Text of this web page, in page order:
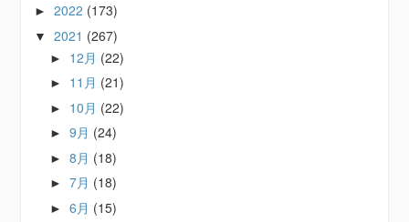
►2022 (173)
▼2021 (267)
► 12月 (22)
► 11月 (21)
► 10月 (22)
►9月 (24)
►8月 (18)
►7月 (18)
►6月 (15)